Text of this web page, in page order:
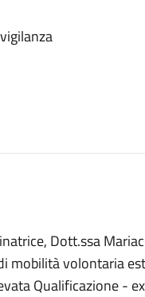
Dott.ssa
mobilità volontaria
Qualificazione -